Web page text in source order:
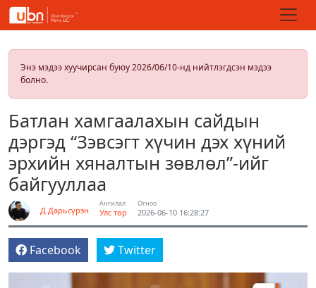
Энэ мэдээ хуучирсан буюу 2026/06/10-нд нийтлэгдсэн мэдээ
болно.
Батлан хамгаалахын сайдын
дэргэд “Зэвсэгт хүчин дэх хүний
эрхийн хяналтын зөвлөл”-ийг
байгууллаа
Д.Дарьсүрэн
Ангилал
Улс төр
Огноо
2026-06-10 16:28:27
Facebook Twitter